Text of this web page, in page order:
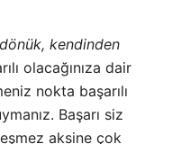
dönük, kendinden
olacağınıza dair
nokta başarılı
Başarı siz
aksine çok